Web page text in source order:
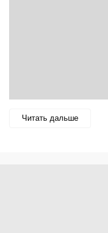
Читать дальше